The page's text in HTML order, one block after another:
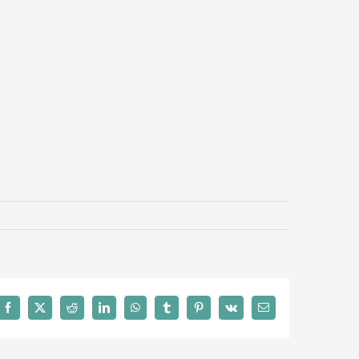
Facebook
X Reddit LinkedInWhatsAppTumblrPinterest
Vk Email